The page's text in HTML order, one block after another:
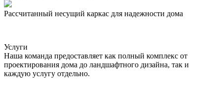
Рассчитанный несущий каркас для надежности дома
Услуги
Наша команда предоставляет как полный комплекс от
проектирования дома до ландшафтного дизайна, так и
каждую услугу отдельно.